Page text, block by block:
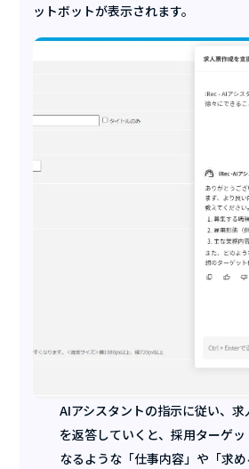
ットボットが表示されます。
AIアシスタントの指示に従い、
を返答していくと、採用ターゲッ
なるような「仕事内容」や「求